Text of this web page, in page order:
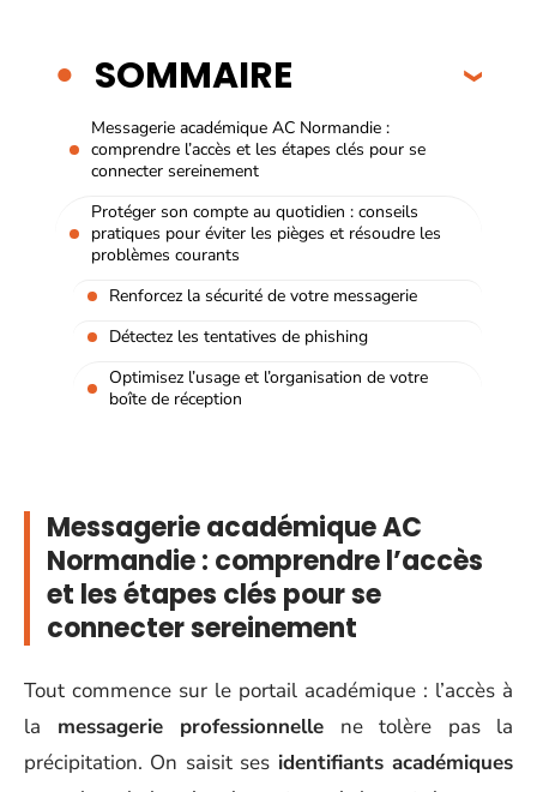
SOMMAIRE
Messagerie académique AC Normandie :
comprendre l’accès et les étapes clés pour se
connecter sereinement
Protéger son compte au quotidien : conseils
pratiques pour éviter les pièges et résoudre les
problèmes courants
Renforcez la sécurité de votre messagerie
Détectez les tentatives de phishing
Optimisez l’usage et l’organisation de votre
boîte de réception
Messagerie académique AC
Normandie : comprendre l’accès
et les étapes clés pour se
connecter sereinement
Tout commence sur le portail académique : l’accès à
la messagerie professionnelle ne tolère pas la
précipitation. On saisit ses identifiants académiques